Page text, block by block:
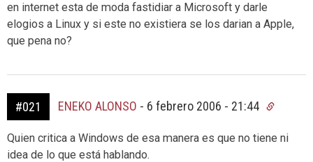
en internet esta de moda fastidiar a Microsoft y darle
elogios a Linux y si este no existiera se los darian a Apple,
que pena no?
#021 ENEKO ALONSO - 6 febrero 2006 - 21:44
Quien critica a Windows de esa manera es que no tiene ni
idea de lo que está hablando.